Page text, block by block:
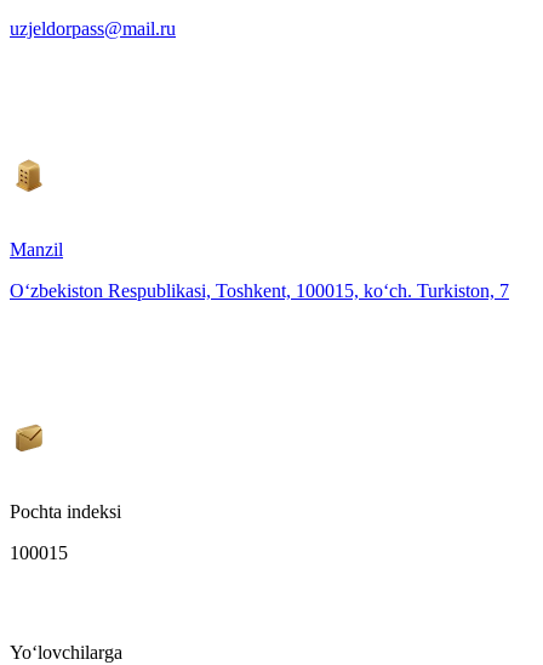
uzjeldorpass@mail.ru
Manzil
O‘zbekiston Respublikasi, Toshkent, 100015, ko‘ch. Turkiston, 7
Pochta indeksi
100015
Yo‘lovchilarga